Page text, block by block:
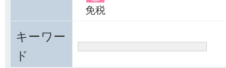
免税
キーワー
ド